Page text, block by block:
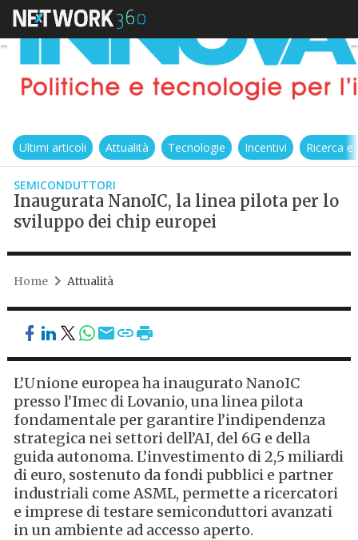
Ultimi articoli Attualità Tecnologie Incentivi Ricerca
SEMICONDUTTORI
Inaugurata NanoIC, la linea pilota per lo
sviluppo dei chip europei
Home Attualità
L’Unione europea ha inaugurato NanoIC
presso l’Imec di Lovanio, una linea pilota
fondamentale per garantire l’indipendenza
strategica nei settori dell’AI, del 6G e della
guida autonoma. L’investimento di 2,5 miliardi
di euro, sostenuto da fondi pubblici e partner
industriali come ASML, permette a ricercatori
e imprese di testare semiconduttori avanzati
in un ambiente ad accesso aperto.